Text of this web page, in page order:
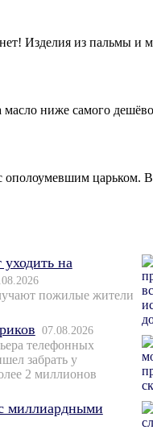
Изделия из пальмы и
масло ниже самого
ополоумевшим царьком.
на
пожилые жители
07.08.2026
телефонных
забрать у
2 миллионов
миллиардными